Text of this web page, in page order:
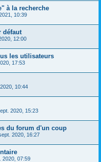
à la recherche
10:39
défaut
12:00
les utilisateurs
17:53
10:44
2020, 15:23
du forum d'un coup
2020, 16:27
2020, 07:59